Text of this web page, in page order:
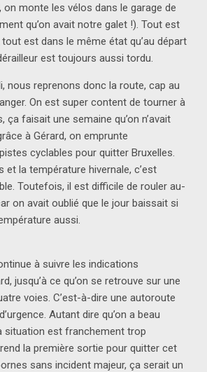
monte les vélos dans le garage de
qu’on avait notre galet !). Tout est
est dans le même état qu’au départ
est toujours aussi tordu.
nous reprenons donc la route, cap au
On est super content de tourner à
ça faisait une semaine qu’on n’avait
à Gérard, on emprunte
cyclables pour quitter Bruxelles.
et la température hivernale, c’est
Toutefois, il est difficile de rouler au-
on avait oublié que le jour baissait si
aussi.
à suivre les indications
jusqu’à ce qu’on se retrouve sur une
voies. C’est-à-dire une autoroute
Autant dire qu’on a beau
situation est franchement trop
la première sortie pour quitter cet
sans incident majeur, ça serait un